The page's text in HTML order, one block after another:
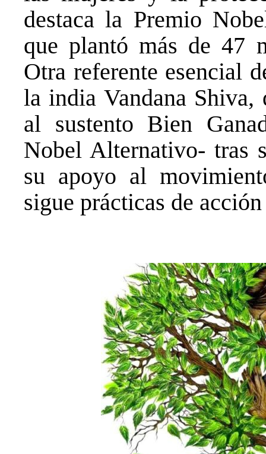
destaca la Premio
que plantó más de 47
Otra referente esencial
la india Vandana
al sustento Bien
Nobel Alternativo- tras
su apoyo al
sigue prácticas de